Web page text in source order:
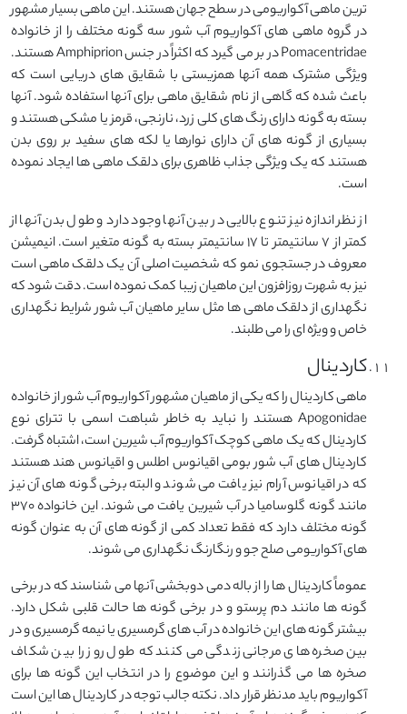
ترین ماهی آکواریومی در سطح جهان هستند. این ماهی بسیار مشهور
در گروه ماهی های آکواریوم آب شور سه گونه مختلف را از خانواده
Pomacentridae در بر می گیرد که اکثراً در جنس Amphiprion هستند.
ویژگی مشترک همه آنها همزیستی با شقایق های دریایی است که
باعث شده که گاهی از نام شقایق ماهی برای آنها استفاده شود. آنها
بسته به گونه دارای رنگ های کلی زرد، نارنجی، قرمز یا مشکی هستند و
بسیاری از گونه های آن دارای نوارها یا لکه های سفید بر روی بدن
هستند که یک ویژگی جذاب ظاهری برای دلقک ماهی ها ایجاد نموده
است.
از نظر اندازه نیز تنوع بالایی در بین آنها وجود دارد و طول بدن آنها از
کمتر از ۷ سانتیمتر تا ۱۷ سانتیمتر بسته به گونه متغیر است. انیمیشن
معروف در جستجوی نمو که شخصیت اصلی آن یک دلقک ماهی است
نیز به شهرت روزافزون این ماهیان زیبا کمک نموده است. دقت شود که
نگهداری از دلقک ماهی ها مثل سایر ماهیان آب شور شرایط نگهداری
خاص و ویژه ای را می طلبند.
کاردینال
ماهی کاردینال را که یکی از ماهیان مشهور آکواریوم آب شور از خانواده
Apogonidae هستند را نباید به خاطر شباهت اسمی با تترای نوع
کاردینال که یک ماهی کوچک آکواریوم آب شیرین است، اشتباه گرفت.
کاردینال های آب شور بومی اقیانوس اطلس و اقیانوس هند هستند
که در اقیانوس آرام نیز یافت می شوند و البته برخی گونه های آن نیز
مانند گونه گلوسامیا در آب شیرین یافت می شوند. این خانواده ۳۷۰
گونه مختلف دارد که فقط تعداد کمی از گونه های آن به عنوان گونه
های آکواریومی صلح جو و رنگارنگ نگهداری می شوند.
عموماً کاردینال ها را از باله دمی دوبخشی آنها می شناسند که در برخی
گونه ها مانند دم پرستو و در برخی گونه ها حالت قلبی شکل دارد.
بیشتر گونه های این خانواده در آب های گرمسیری یا نیمه گرمسیری و در
بین صخره های مرجانی زندگی می کنند که طول روز را بین شکاف
صخره ها می گذرانند و این موضوع را در انتخاب این گونه ها برای
آکواریوم باید مدنظر قرار داد. نکته جالب توجه در کاردینال ها این است